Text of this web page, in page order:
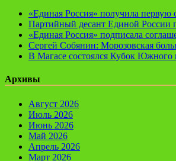
«Единая Россия» получила первую
Партийный десант Единой России
«Единая Россия» подписала
Сергей Собянин: Морозовская
В Магасе состоялся Кубок Южного
Архивы
Август 2026
Июль 2026
Июнь 2026
Май 2026
Апрель 2026
Март 2026